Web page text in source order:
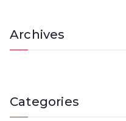
Archives
Categories